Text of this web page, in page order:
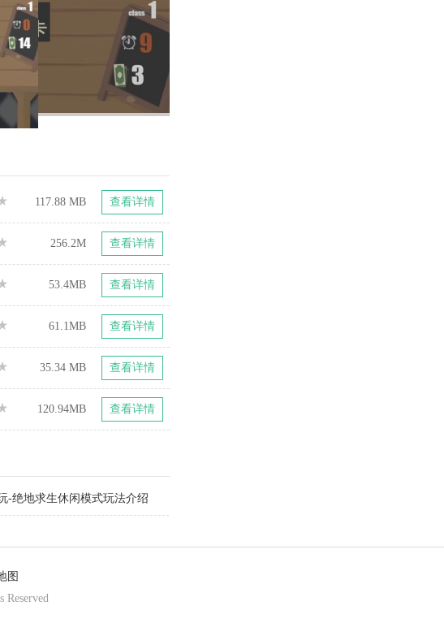
117.88 MB 查看详情
256.2M 查看详情
53.4MB 查看详情
61.1MB 查看详情
35.34 MB 查看详情
120.94MB 查看详情
-绝地求生休闲模式玩法介绍
图